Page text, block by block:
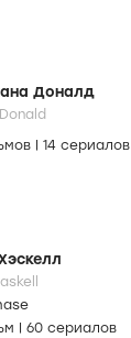
Доналд
14 сериалов
| 60 сериалов